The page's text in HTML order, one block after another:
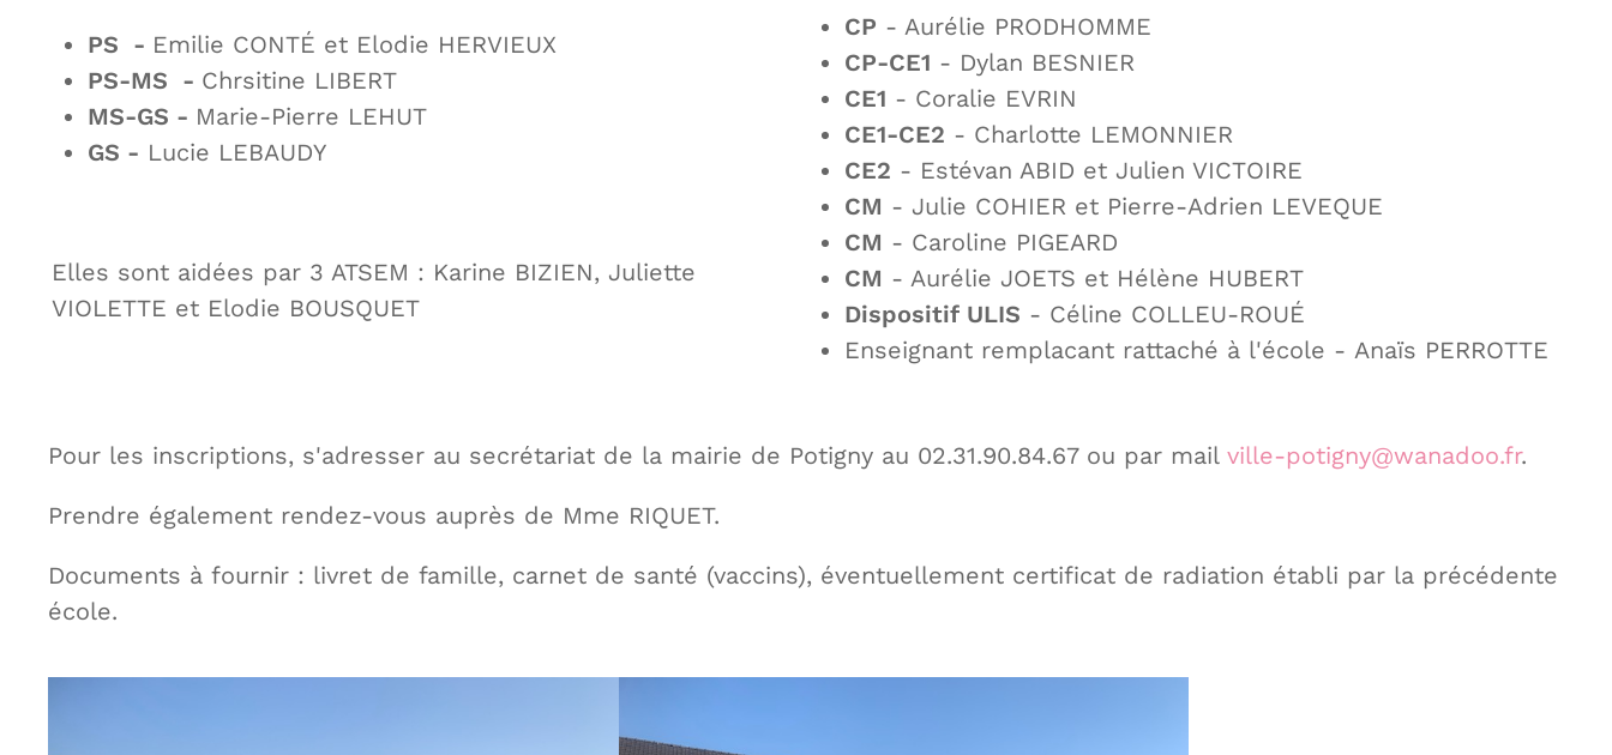
PS - Emilie CONTÉ et Elodie HERVIEUX
PS-MS - Chrsitine LIBERT
MS-GS - Marie-Pierre LEHUT
GS - Lucie LEBAUDY
Elles sont aidées par 3 ATSEM : Karine BIZIEN, Juliette
VIOLETTE et Elodie BOUSQUET
CP - Aurélie PRODHOMME
CP-CE1 - Dylan BESNIER
CE1 - Coralie EVRIN
CE1-CE2 - Charlotte LEMONNIER
CE2 - Estévan ABID et Julien VICTOIRE
CM - Julie COHIER et Pierre-Adrien LEVEQUE
CM - Caroline PIGEARD
CM - Aurélie JOETS et Hélène HUBERT
Dispositif ULIS - Céline COLLEU-ROUÉ
Enseignant remplacant rattaché à l'école - Anaïs PERROTTE
Pour les inscriptions, s'adresser au secrétariat de la mairie de Potigny au 02.31.90.84.67 ou par mail ville-potigny@wanadoo.fr.
Prendre également rendez-vous auprès de Mme RIQUET.
Documents à fournir : livret de famille, carnet de santé (vaccins), éventuellement certificat de radiation établi par la précédente
école.